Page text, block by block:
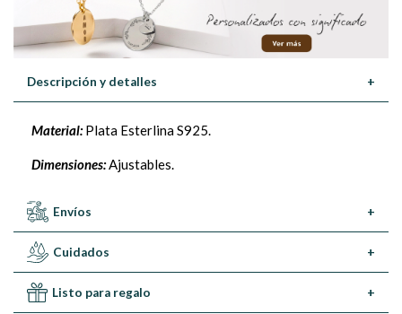
Descripción y detalles +
Material:Plata Esterlina S925.
Dimensiones:Ajustables.
Envíos +
Cuidados +
Listo para regalo +